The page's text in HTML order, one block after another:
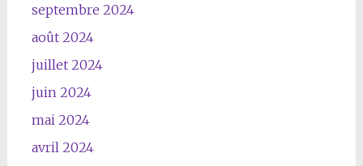
septembre 2024
août 2024
juillet 2024
juin 2024
mai 2024
avril 2024